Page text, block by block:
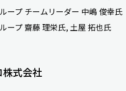
ープ チームリーダー 中嶋 俊幸氏
ープ 齋藤 理栄氏, 土屋 拓也氏
株式会社